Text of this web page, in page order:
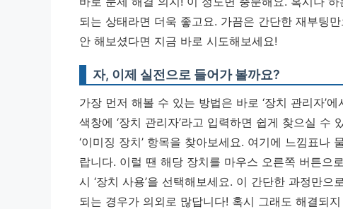
되는 상태라면 더욱 좋고요. 가끔은 간단한 재부팅
안 해보셨다면 지금 바로 시도해보세요!
자, 이제 실전으로 들어가 볼까요?
가장 먼저 해볼 수 있는 방법은 바로 ‘장치 관리자’
색창에 ‘장치 관리자’라고 입력하면 쉽게 찾으실 수
‘이미징 장치’ 항목을 찾아보세요. 여기에 느낌표나
랍니다. 이럴 땐 해당 장치를 마우스 오른쪽 버튼으
시 ‘장치 사용’을 선택해보세요. 이 간단한 과정만으
되는 경우가 의외로 많답니다! 혹시 그래도 해결되